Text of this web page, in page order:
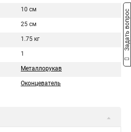
10 см
25 см
1.75 кг
1
Металлорукав
Оконцеватель
Задать вопрос